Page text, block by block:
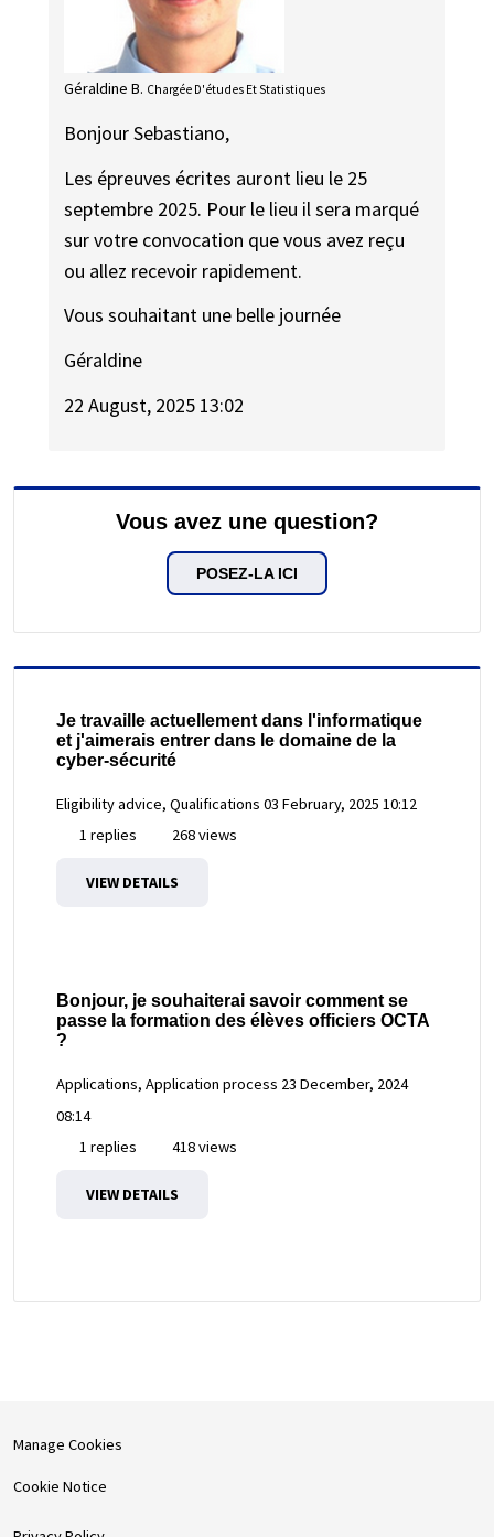
Géraldine B. Chargée D'études Et Statistiques
Bonjour Sebastiano,
Les épreuves écrites auront lieu le 25
septembre 2025. Pour le lieu il sera marqué
sur votre convocation que vous avez reçu
ou allez recevoir rapidement.
Vous souhaitant une belle journée
Géraldine
22 August, 2025 13:02
Vous avez une question?
POSEZ-LA ICI
Je travaille actuellement dans l'informatique
et j'aimerais entrer dans le domaine de la
cyber-sécurité
Eligibility advice, Qualifications 03 February, 2025 10:12
1 replies
268 views
VIEW DETAILS
Bonjour, je souhaiterai savoir comment se
passe la formation des élèves officiers OCTA
?
Applications, Application process 23 December, 2024
08:14
1 replies
418 views
VIEW DETAILS
Manage Cookies
Cookie Notice